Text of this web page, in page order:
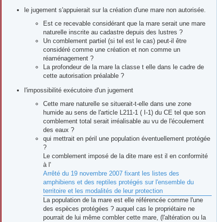
le jugement s'appuierait sur la création d'une mare non autorisée.
Est ce recevable considérant que la mare serait une mare
naturelle inscrite au cadastre depuis des lustres ?
Un comblement partiel (si tel est le cas) peut-il être
considéré comme une création et non comme un
réaménagement ?
La profondeur de la mare la classe t elle dans le cadre de
cette autorisation préalable ?
l'impossibilité exécutoire d'un jugement
Cette mare naturelle se situerait-t-elle dans une zone
humide au sens de l'article L211-1 ( I-1) du CE tel que son
comblement total serait irréalisable au vu de l'écoulement
des eaux ?
qui mettrait en péril une population éventuellement protégée
?
Le comblement imposé de la dite mare est il en conformité
à l'
Arrêté du 19 novembre 2007 fixant les listes des
amphibiens et des reptiles protégés sur l'ensemble du
territoire et les modalités de leur protection
La population de la mare est elle référencée comme l'une
des espèces protégées ? auquel cas le propriétaire ne
pourrait de lui même combler cette mare, (l'altération ou la